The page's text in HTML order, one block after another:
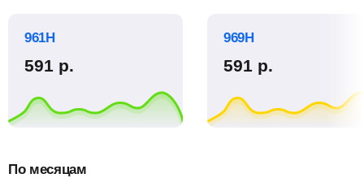
961Н
591 р.
969Н
591 р.
По месяцам